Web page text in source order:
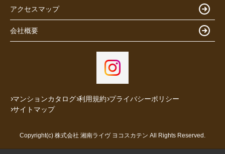
アクセスマップ
会社概要
マンションカタログ 利用規約 プライバシーポリシー
サイトマップ
Copyright(c) 株式会社 湘南ライヴ ヨコスカテン All Rights Reserved.